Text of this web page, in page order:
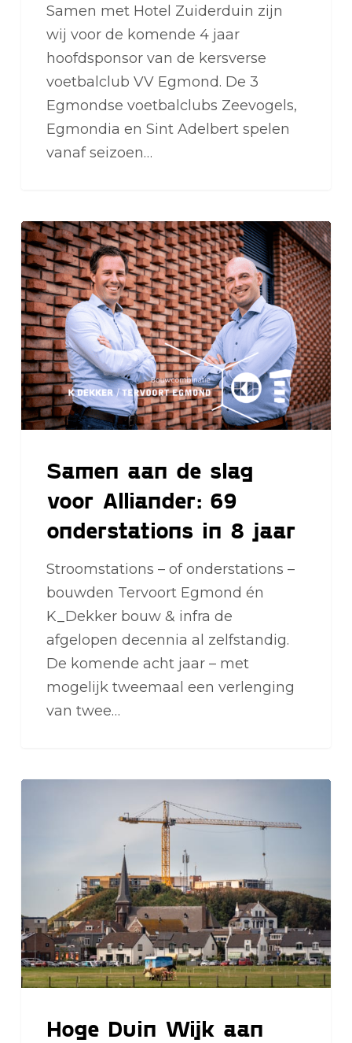
Samen met Hotel Zuiderduin zijn
wij voor de komende 4 jaar
hoofdsponsor van de kersverse
voetbalclub VV Egmond. De 3
Egmondse voetbalclubs Zeevogels,
Egmondia en Sint Adelbert spelen
vanaf seizoen…
Samen
aan
de
slag
voor
Alliander:
69
onderstations
in
Samen aan de slag
voor Alliander: 69
onderstations in 8 jaar
Stroomstations – of onderstations –
bouwden Tervoort Egmond én
K_Dekker bouw & infra de
afgelopen decennia al zelfstandig.
De komende acht jaar – met
mogelijk tweemaal een verlenging
van twee…
Hoge Duin Wijk aan